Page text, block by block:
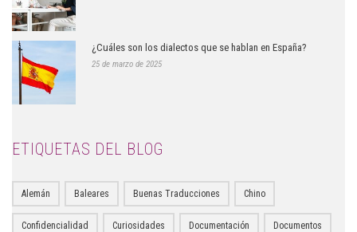
¿Cuáles son los dialectos que se hablan en España?
25 de marzo de 2025
ETIQUETAS DEL BLOG
Alemán Baleares Buenas Traducciones Chino
Confidencialidad Curiosidades Documentación Documentos